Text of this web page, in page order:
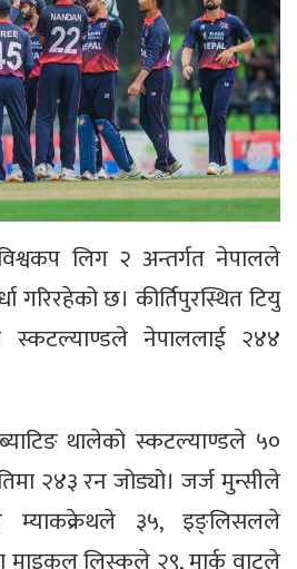
लिग २ अन्तर्गत नेपालले
गरिरहेको छ। कीर्तिपुरस्थित टियु
स्कटल्याण्डले नेपाललाई २४४
थालेको स्कटल्याण्डले ५०
२४३ रन जोड्यो। जर्ज मुन्सीले
३५, इङ्लिसलले